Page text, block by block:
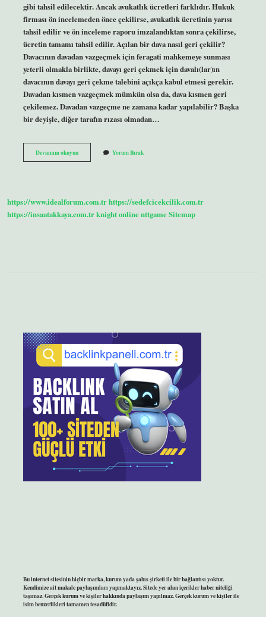
gibi tahsil edilecektir. Ancak avukatlık ücretleri farklıdır. Hukuk
firması ön incelemeden önce çekilirse, avukatlık ücretinin yarısı
tahsil edilir ve ön inceleme raporu imzalandıktan sonra çekilirse,
ücretin tamamı tahsil edilir. Açılan bir dava nasıl geri çekilir?
Davacının davadan vazgeçmek için feragati mahkemeye sunması
yeterli olmakla birlikte, davayı geri çekmek için davalı(lar)ın
davacının davayı geri çekme talebini açıkça kabul etmesi gerekir.
Davadan kısmen vazgeçmek mümkün olsa da, dava kısmen geri
çekilemez. Davadan vazgeçme ne zamana kadar yapılabilir? Başka
bir deyişle, diğer tarafın rızası olmadan…
Devamını okuyunAçılan
Davadan
Yorum Bırak
https://www.idealforum.com.trhttps://sedefcicekcilik.com.tr
https://insaatakkaya.com.trknight onlinenttgameSitemap
Bu internet sitesinin hiçbir marka, kurum yada şahıs şirketi ile bir bağlantısı yoktur.
Kendimize ait makale paylaşımları yapmaktayız. Sitede yer alan içerikler haber niteliği
taşımaz. Gerçek kurum ve kişiler hakkında paylaşım yapılmaz. Gerçek kurum ve kişiler ile
isim benzerlikleri tamamen tesadüfidir.